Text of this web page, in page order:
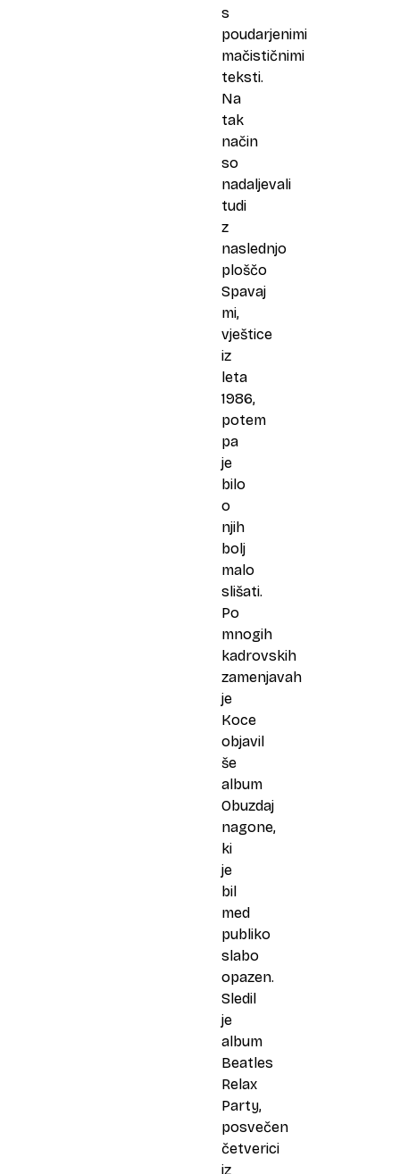
s
poudarjenimi
mačističnimi
teksti.
Na
tak
način
so
nadaljevali
tudi
z
naslednjo
ploščo
Spavaj
mi,
vještice
iz
leta
1986,
potem
pa
je
bilo
o
njih
bolj
malo
slišati.
Po
mnogih
kadrovskih
zamenjavah
je
Koce
objavil
še
album
Obuzdaj
nagone,
ki
je
bil
med
publiko
slabo
opazen.
Sledil
je
album
Beatles
Relax
Party,
posvečen
četverici
iz